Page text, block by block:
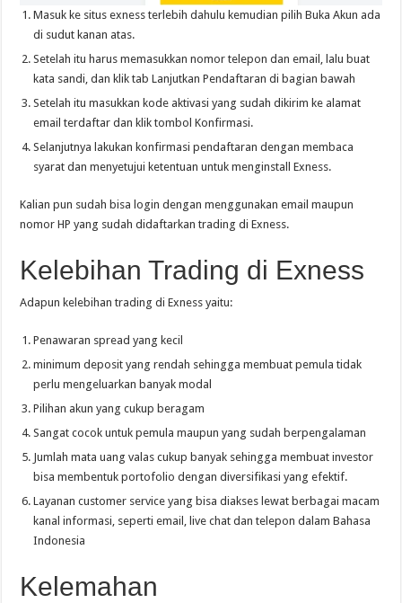
Masuk ke situs exness terlebih dahulu kemudian pilih Buka Akun ada
di sudut kanan atas.
Setelah itu harus memasukkan nomor telepon dan email, lalu buat
kata sandi, dan klik tab Lanjutkan Pendaftaran di bagian bawah
Setelah itu masukkan kode aktivasi yang sudah dikirim ke alamat
email terdaftar dan klik tombol Konfirmasi.
Selanjutnya lakukan konfirmasi pendaftaran dengan membaca
syarat dan menyetujui ketentuan untuk menginstall Exness.
Kalian pun sudah bisa login dengan menggunakan email maupun
nomor HP yang sudah didaftarkan trading di Exness.
Kelebihan Trading di Exness
Adapun kelebihan trading di Exness yaitu:
Penawaran spread yang kecil
minimum deposit yang rendah sehingga membuat pemula tidak
perlu mengeluarkan banyak modal
Pilihan akun yang cukup beragam
Sangat cocok untuk pemula maupun yang sudah berpengalaman
Jumlah mata uang valas cukup banyak sehingga membuat investor
bisa membentuk portofolio dengan diversifikasi yang efektif.
Layanan customer service yang bisa diakses lewat berbagai macam
kanal informasi, seperti email, live chat dan telepon dalam Bahasa
Indonesia
Kelemahan